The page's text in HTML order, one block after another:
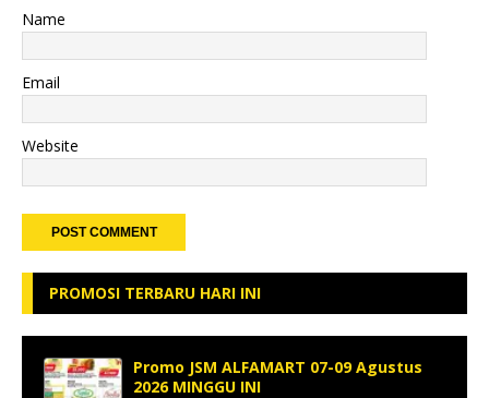
Name
Email
Website
PROMOSI TERBARU HARI INI
Promo JSM ALFAMART 07-09 Agustus
2026 MINGGU INI